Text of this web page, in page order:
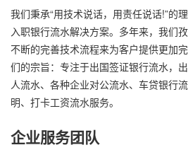
我们秉承“用技术说话，用责任说话!”的
入职银行流水解决方案。多年来，我们
不断的完善技术流程来为客户提供更加
们的宗旨：专注于出国签证银行流水，
人流水、各种企业对公流水、车贷银行
明、打卡工资流水服务。
企业服务团队